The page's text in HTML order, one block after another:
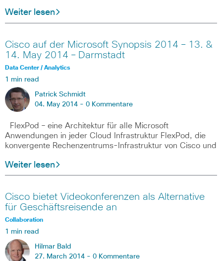
Weiter lesen
Cisco auf der Microsoft Synopsis 2014 – 13. &
14. May 2014 – Darmstadt
Data Center / Analytics
1 min read
Patrick Schmidt
04. May 2014 - 0 Kommentare
FlexPod – eine Architektur für alle Microsoft
Anwendungen in jeder Cloud Infrastruktur FlexPod, die
konvergente Rechenzentrums-Infrastruktur von Cisco und
Weiter lesen
Cisco bietet Videokonferenzen als Alternative
für Geschäftsreisende an
Collaboration
1 min read
Hilmar Bald
27. March 2014 - 0 Kommentare